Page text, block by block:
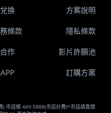
市話撥 449-5888(市話計費)*市話請直撥
換 方案說明
條款 隱私條款
作 影片許願池
訂購方案